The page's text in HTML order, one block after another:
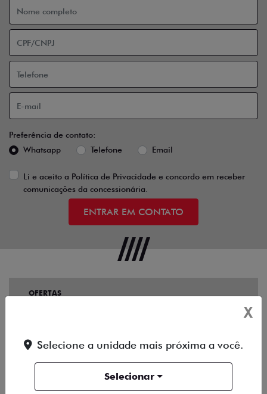
Preferência de contato:
Whatsapp
Telefone Email
Li e aceito a Política de Privacidade e concordo em receber
comunicações da concessionária.
ENTRAR EM CONTATO
OFERTAS
STRADA
X
Selecione a unidade mais próxima a você.
Selecionar